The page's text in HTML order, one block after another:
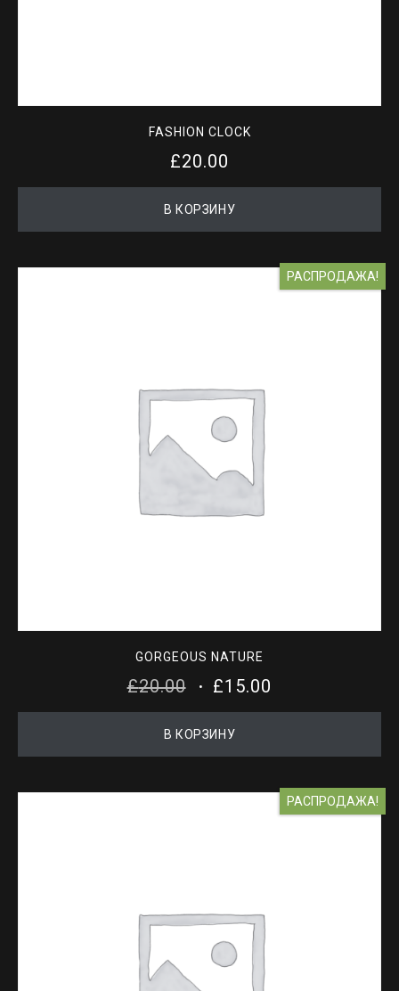
FASHION CLOCK
£20.00
В КОРЗИНУ
РАСПРОДАЖА!
GORGEOUS NATURE
£20.00
ПЕРВОНАЧАЛЬНАЯ
ЦЕНА
СОСТАВЛЯЛА
£15.00
ЦЕНА:
В КОРЗИНУ
РАСПРОДАЖА!